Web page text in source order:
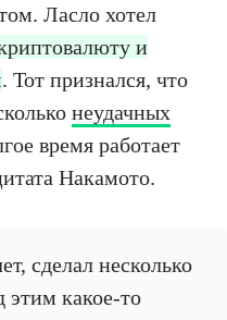
Ласло хотел
и
. Тот признался, что
неудачных
время работает
Накамото.
сделал несколько
этим какое-то